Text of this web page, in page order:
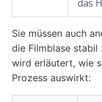
das
Sie müssen auch
die Filmblase stabil
wird erläutert, wie
Prozess auswirkt: